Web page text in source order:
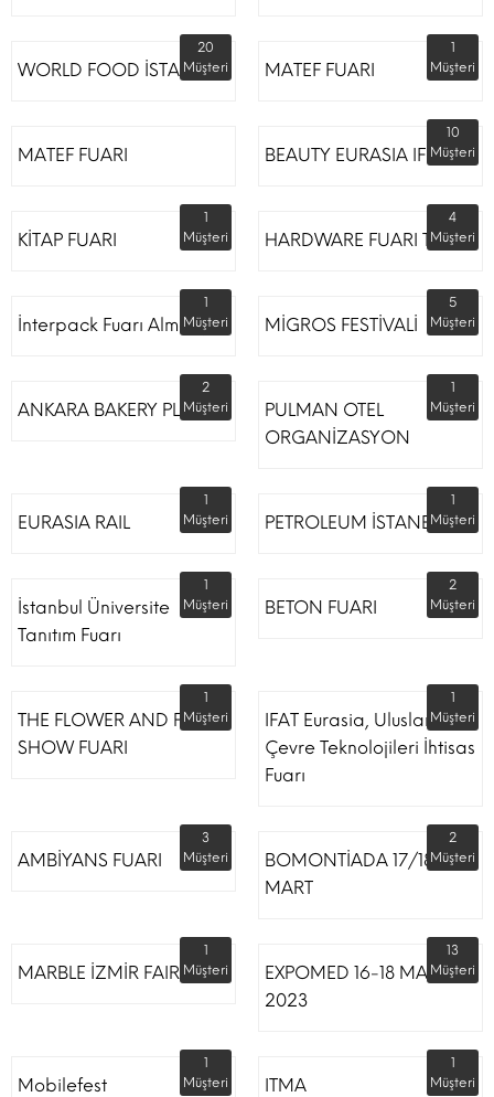
WORLD FOOD İSTANBUL
20
Müşteri
MATEF FUARI
1
Müşteri
MATEF FUARI BEAUTY EURASIA IFM
10
Müşteri
KİTAP FUARI
1
Müşteri
HARDWARE FUARI TÜYAP
4
Müşteri
İnterpack Fuarı Almanya
1
Müşteri
MİGROS FESTİVALİ
5
Müşteri
ANKARA BAKERY PLUS
2
Müşteri
PULMAN OTEL
ORGANİZASYON
1
Müşteri
EURASIA RAIL
1
Müşteri
PETROLEUM İSTANBUL
1
Müşteri
İstanbul Üniversite
Tanıtım Fuarı
1
Müşteri
BETON FUARI
2
Müşteri
THE FLOWER AND PLANT
SHOW FUARI
1
Müşteri
IFAT Eurasia, Uluslararası
Çevre Teknolojileri İhtisas
Fuarı
1
Müşteri
AMBİYANS FUARI
3
Müşteri
BOMONTİADA 17/18
MART
2
Müşteri
MARBLE İZMİR FAIR
1
Müşteri
EXPOMED 16-18 MART
2023
13
Müşteri
Mobilefest
1
Müşteri
ITMA
1
Müşteri